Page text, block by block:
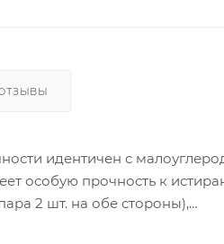
идентичен с
особую прочность к
2 шт. на обе стороны),